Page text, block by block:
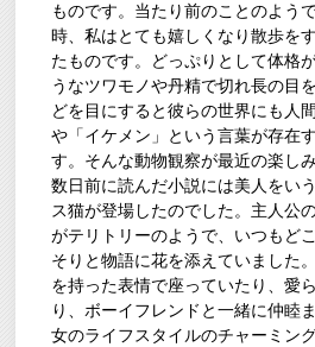
ものです。当たり前のことのよう
時、私はとても嬉しくなり散歩を
たものです。どっぷりとして体格
うなツワモノや丹精で切れ長の目
どを目にすると彼らの世界にも人
や「イケメン」という言葉が存在
す。そんな動物観察が最近の楽し
数日前に読んだ小説には美人をい
ス猫が登場したのでした。主人公
がテリトリーのようで、いつもど
そりと物語に花を添えていました
を持った表情で座っていたり、愛
り、ボーイフレンドと一緒に仲睦
女のライフスタイルのチャーミン